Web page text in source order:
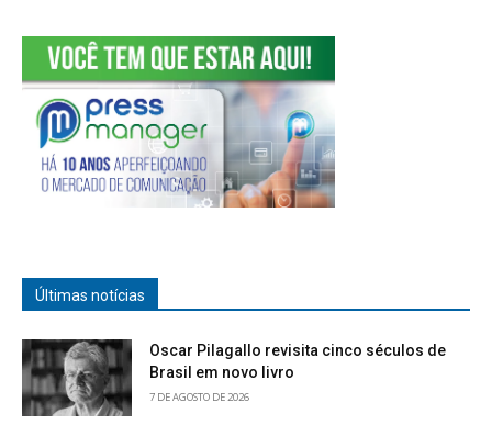
Últimas notícias
Oscar Pilagallo revisita cinco séculos de
Brasil em novo livro
7 DE AGOSTO DE 2026